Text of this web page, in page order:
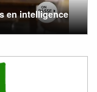
en intelligence